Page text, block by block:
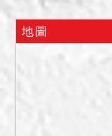
地圖